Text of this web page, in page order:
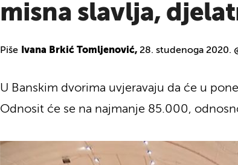
misna slavlja,
Piše Ivana Brkić Tomljenović, 28. studenoga 2020.
U Banskim dvorima uvjeravaju da će u
Odnosit će se na najmanje 85.000,